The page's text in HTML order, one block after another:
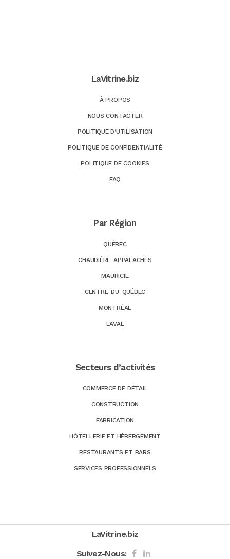
LaVitrine.biz
À PROPOS
NOUS CONTACTER
POLITIQUE D’UTILISATION
POLITIQUE DE CONFIDENTIALITÉ
POLITIQUE DE COOKIES
FAQ
Par Région
QUÉBEC
CHAUDIÈRE-APPALACHES
MAURICIE
CENTRE-DU-QUÉBEC
MONTRÉAL
LAVAL
Secteurs d’activités
COMMERCE DE DÉTAIL
CONSTRUCTION
FABRICATION
HÔTELLERIE ET HÉBERGEMENT
RESTAURANTS ET BARS
SERVICES PROFESSIONNELS
LaVitrine.biz
Suivez-Nous: